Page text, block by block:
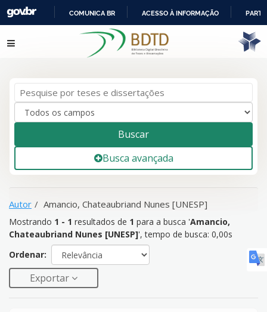
IR
PARA
COMUNICA BR ACESSO À INFORMAÇÃO
resultados de 1para a busca '
Chateaubriand Nunes [UNESP]'
Pular para o conteúdo
Buscar
Busca avançada
Autor Amancio, Chateaubriand Nunes [UNESP]
Mostrando 1 - 1 resultados de 1 para a busca 'Amancio,
Chateaubriand Nunes [UNESP]', tempo de busca: 0,00s
Ordenar:
Exportar